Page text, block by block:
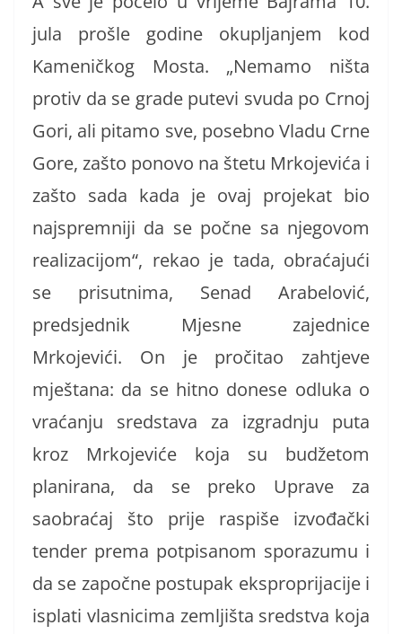
jula prošle godine okupljanjem kod
Kameničkog Mosta. „Nemamo ništa
protiv da se grade putevi svuda po Crnoj
Gori, ali pitamo sve, posebno Vladu Crne
Gore, zašto ponovo na štetu Mrkojevića i
zašto sada kada je ovaj projekat bio
najspremniji da se počne sa njegovom
realizacijom“, rekao je tada, obraćajući
se prisutnima, Senad Arabelović,
predsjednik Mjesne zajednice
Mrkojevići. On je pročitao zahtjeve
mještana: da se hitno donese odluka o
vraćanju sredstava za izgradnju puta
kroz Mrkojeviće koja su budžetom
planirana, da se preko Uprave za
saobraćaj što prije raspiše izvođački
tender prema potpisanom sporazumu i
da se započne postupak eksproprijacije i
isplati vlasnicima zemljišta sredstva koja